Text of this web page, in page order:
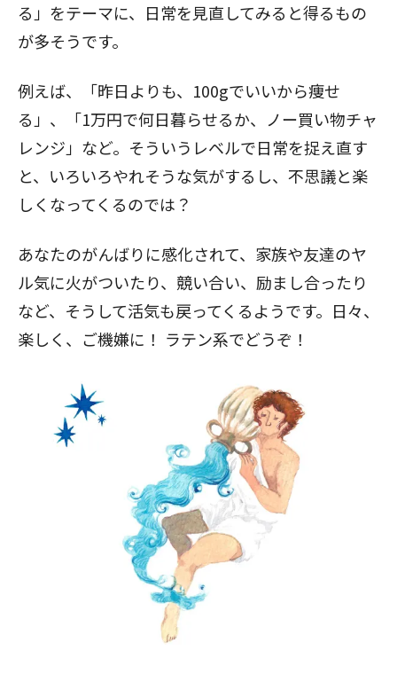
る」をテーマに、日常を見直してみると得るもの
が多そうです。
例えば、「昨日よりも、100gでいいから痩せ
る」、「1万円で何日暮らせるか、ノー買い物チャ
レンジ」など。そういうレベルで日常を捉え直す
と、いろいろやれそうな気がするし、不思議と楽
しくなってくるのでは？
あなたのがんばりに感化されて、家族や友達のヤ
ル気に火がついたり、競い合い、励まし合ったり
など、そうして活気も戻ってくるようです。日々、
楽しく、ご機嫌に！ ラテン系でどうぞ！